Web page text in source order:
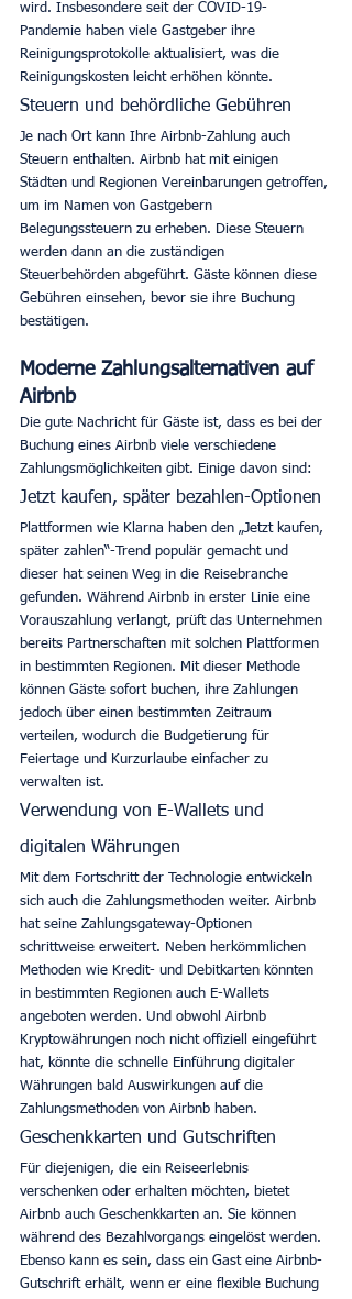
wird. Insbesondere seit der COVID-19-
Pandemie haben viele Gastgeber ihre
Reinigungsprotokolle aktualisiert, was die
Reinigungskosten leicht erhöhen könnte.
Steuern und behördliche Gebühren
Je nach Ort kann Ihre Airbnb-Zahlung auch
Steuern enthalten. Airbnb hat mit einigen
Städten und Regionen Vereinbarungen getroffen,
um im Namen von Gastgebern
Belegungssteuern zu erheben. Diese Steuern
werden dann an die zuständigen
Steuerbehörden abgeführt. Gäste können diese
Gebühren einsehen, bevor sie ihre Buchung
bestätigen.
Moderne Zahlungsalternativen auf
Airbnb
Die gute Nachricht für Gäste ist, dass es bei der
Buchung eines Airbnb viele verschiedene
Zahlungsmöglichkeiten gibt. Einige davon sind:
Jetzt kaufen, später bezahlen-Optionen
Plattformen wie Klarna haben den „Jetzt kaufen,
später zahlen“-Trend populär gemacht und
dieser hat seinen Weg in die Reisebranche
gefunden. Während Airbnb in erster Linie eine
Vorauszahlung verlangt, prüft das Unternehmen
bereits Partnerschaften mit solchen Plattformen
in bestimmten Regionen. Mit dieser Methode
können Gäste sofort buchen, ihre Zahlungen
jedoch über einen bestimmten Zeitraum
verteilen, wodurch die Budgetierung für
Feiertage und Kurzurlaube einfacher zu
verwalten ist.
Verwendung von E-Wallets und
digitalen Währungen
Mit dem Fortschritt der Technologie entwickeln
sich auch die Zahlungsmethoden weiter. Airbnb
hat seine Zahlungsgateway-Optionen
schrittweise erweitert. Neben herkömmlichen
Methoden wie Kredit- und Debitkarten könnten
in bestimmten Regionen auch E-Wallets
angeboten werden. Und obwohl Airbnb
Kryptowährungen noch nicht offiziell eingeführt
hat, könnte die schnelle Einführung digitaler
Währungen bald Auswirkungen auf die
Zahlungsmethoden von Airbnb haben.
Geschenkkarten und Gutschriften
Für diejenigen, die ein Reiseerlebnis
verschenken oder erhalten möchten, bietet
Airbnb auch Geschenkkarten an. Sie können
während des Bezahlvorgangs eingelöst werden.
Ebenso kann es sein, dass ein Gast eine Airbnb-
Gutschrift erhält, wenn er eine flexible Buchung